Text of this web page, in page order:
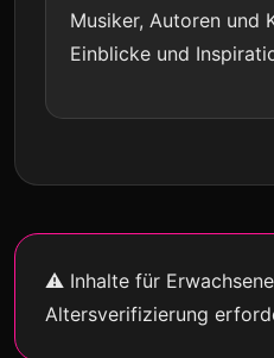
Musiker, Autoren und
Einblicke und
⚠ Inhalte für
Altersverifizierung